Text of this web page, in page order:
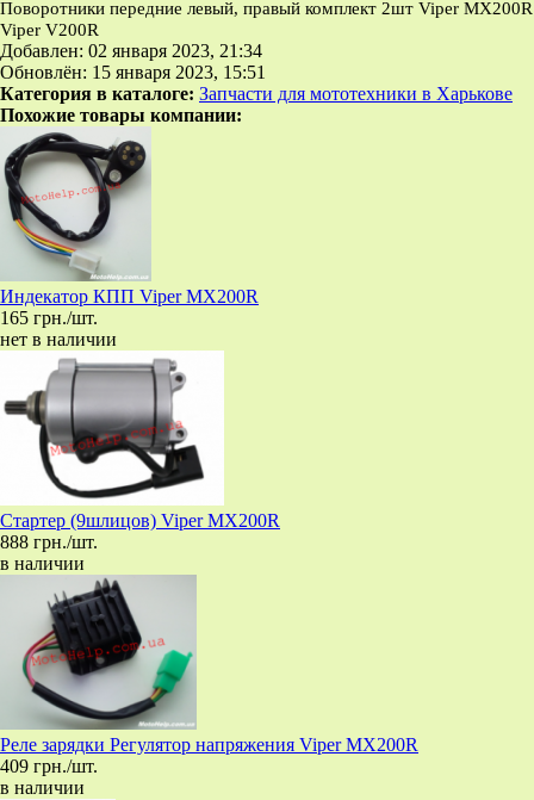
Поворотники передние левый, правый комплект 2шт Viper MX200R
Viper V200R
Добавлен: 02 января 2023, 21:34
Обновлён: 15 января 2023, 15:51
Категория в каталоге: Запчасти для мототехники в Харькове
Похожие товары компании:
Индекатор КПП Viper MX200R
165 грн./шт.
нет в наличии
Стартер (9шлицов) Viper MX200R
888 грн./шт.
в наличии
Реле зарядки Регулятор напряжения Viper MX200R
409 грн./шт.
в наличии